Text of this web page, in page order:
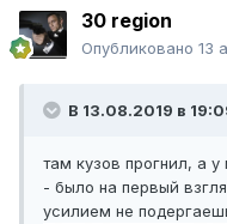
30 region
Опубликовано 13
В 13.08.2019 в
там кузов прогнил, а
- было на первый
усилием не